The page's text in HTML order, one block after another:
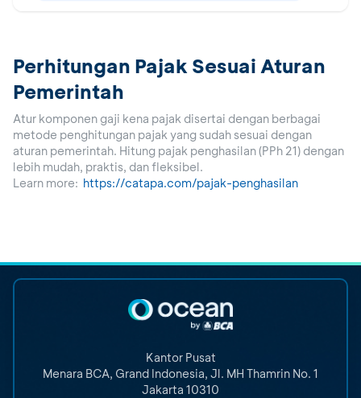
Perhitungan Pajak Sesuai Aturan
Pemerintah
Atur komponen gaji kena pajak disertai dengan berbagai
metode penghitungan pajak yang sudah sesuai dengan
aturan pemerintah. Hitung pajak penghasilan (PPh 21) dengan
lebih mudah, praktis, dan fleksibel.
Learn more: https://catapa.com/pajak-penghasilan
Kantor Pusat
Menara BCA, Grand Indonesia, Jl. MH Thamrin No. 1
Jakarta 10310